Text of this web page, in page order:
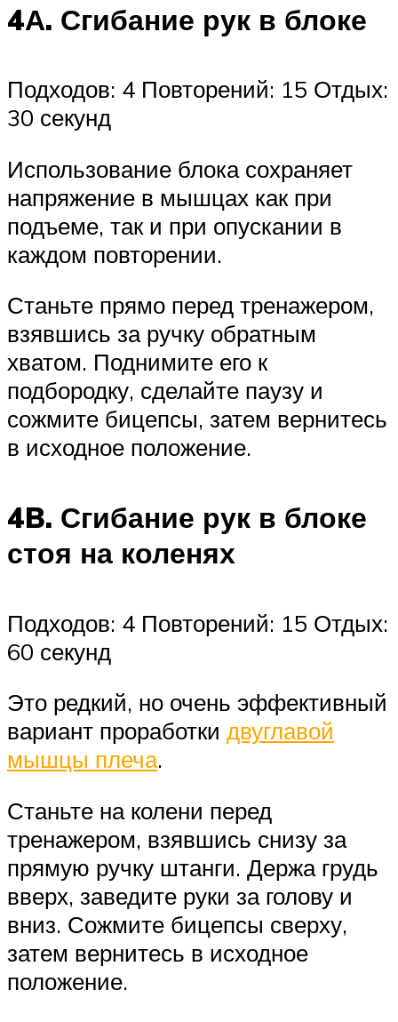
4А. Сгибание рук в блоке
Подходов: 4 Повторений: 15 Отдых:
30 секунд
Использование блока сохраняет
напряжение в мышцах как при
подъеме, так и при опускании в
каждом повторении.
Станьте прямо перед тренажером,
взявшись за ручку обратным
хватом. Поднимите его к
подбородку, сделайте паузу и
сожмите бицепсы, затем вернитесь
в исходное положение.
4B. Сгибание рук в блоке
стоя на коленях
Подходов: 4 Повторений: 15 Отдых:
60 секунд
Это редкий, но очень эффективный
вариант проработки двуглавой
мышцы плеча.
Станьте на колени перед
тренажером, взявшись снизу за
прямую ручку штанги. Держа грудь
вверх, заведите руки за голову и
вниз. Сожмите бицепсы сверху,
затем вернитесь в исходное
положение.